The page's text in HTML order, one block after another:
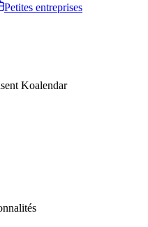
Petites entreprises
Koalendar